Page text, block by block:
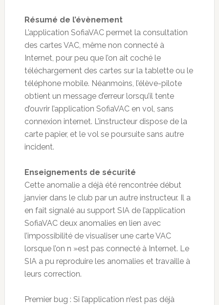
Résumé de l’évènement
L’application SofiaVAC permet la consultation
des cartes VAC, même non connecté à
Internet, pour peu que l’on ait coché le
téléchargement des cartes sur la tablette ou le
téléphone mobile. Néanmoins, l’élève-pilote
obtient un message d’erreur lorsqu’il tente
d’ouvrir l’application SofiaVAC en vol, sans
connexion internet. L’instructeur dispose de la
carte papier, et le vol se poursuite sans autre
incident.
Enseignements de sécurité
Cette anomalie a déjà été rencontrée début
janvier dans le club par un autre instructeur. Il a
en fait signalé au support SIA de l’application
SofiaVAC deux anomalies en lien avec
l’impossibilité de visualiser une carte VAC
lorsque l’on n »est pas connecté à Internet. Le
SIA a pu reproduire les anomalies et travaille à
leurs correction.
Premier bug : Si l’application n’est pas déjà